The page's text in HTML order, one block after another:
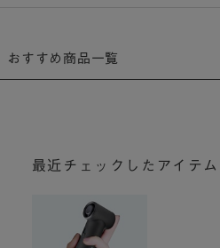
おすすめ商品一覧
最近チェックしたアイテム